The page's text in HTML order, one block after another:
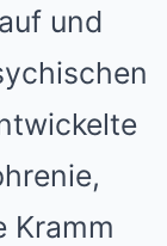
und
Kramm